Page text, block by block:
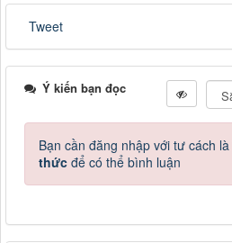
Tweet
Ý kiến bạn đọc
Bạn cần đăng nhập với tư cách là
thức để có thể bình luận